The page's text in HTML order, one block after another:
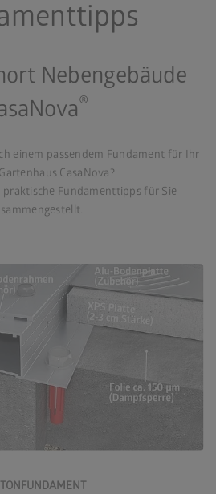
Nebengebäude
®
einem passendem Fundament für Ihr
CasaNova?
praktische Fundamenttipps für Sie